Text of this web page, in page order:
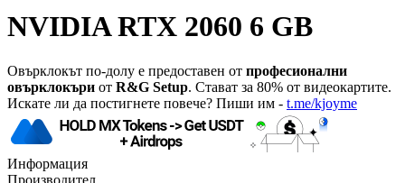
NVIDIA RTX 2060 6 GB
Овърклокът по-долу е предоставен от професионални
овърклокъри от R&G Setup. Стават за 80% от видеокартите.
Искате ли да постигнете повече? Пиши им - t.me/kjoyme
Информация
Производител